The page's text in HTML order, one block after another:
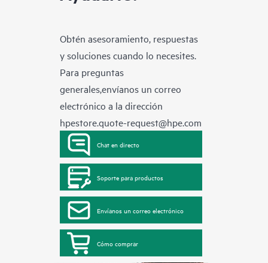
Obtén asesoramiento, respuestas
y soluciones cuando lo necesites.
Para preguntas
generales,envíanos un correo
electrónico a la dirección
hpestore.quote-request@hpe.com
Chat en directo
Soporte para productos
Envíanos un correo electrónico
Cómo comprar